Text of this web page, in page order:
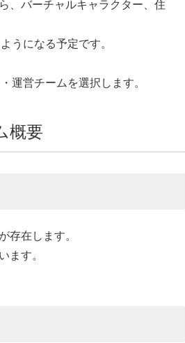
、バーチャルキャラクター、住
うになる予定です。
運営チームを選択します。
概要
存在します。
ます。